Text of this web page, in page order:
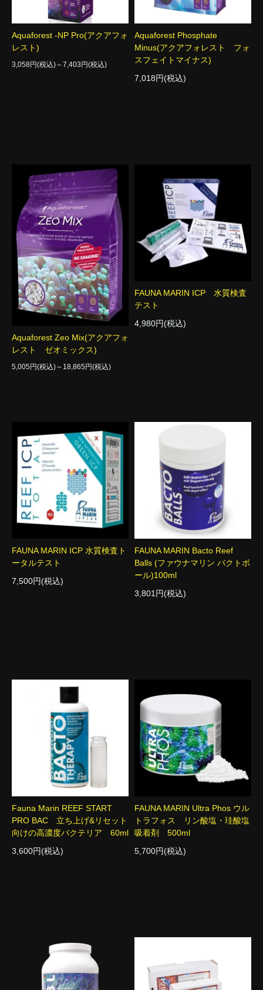
Aquaforest -NP Pro(アクアフォ
レスト)
3,058円(税込)～7,403円(税込)
Aquaforest Phosphate
Minus(アクアフォレスト フォ
スフェイトマイナス)
7,018円(税込)
Aquaforest Zeo Mix(アクアフォ
レスト ゼオミックス)
5,005円(税込)～18,865円(税込)
FAUNA MARIN ICP 水質検査
テスト
4,980円(税込)
FAUNA MARIN ICP 水質検査ト
ータルテスト
7,500円(税込)
FAUNA MARIN Bacto Reef
Balls (ファウナマリン バクトボ
ール)100ml
3,801円(税込)
Fauna Marin REEF START
PRO BAC 立ち上げ&リセット
向けの高濃度バクテリア 60ml
3,600円(税込)
FAUNA MARIN Ultra Phos ウル
トラフォス リン酸塩・珪酸塩
吸着剤 500ml
5,700円(税込)